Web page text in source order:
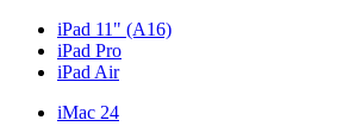
iPad 11" (A16)
iPad Pro
iPad Air
iMac 24